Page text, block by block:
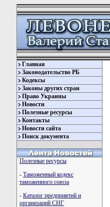
Главная
Законодательство РБ
Кодексы
Законы других стран
Право Украины
Новости
Полезные ресурсы
Контакты
Новости сайта
Поиск документа
Полезные ресурсы
- Таможенный кодекс
таможенного союза
- Каталог предприятий и
организаций СНГ